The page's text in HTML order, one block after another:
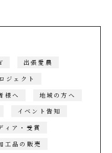
出張愛農
ジェクト
様へ
地域の方へ
イベント告知
ィア・受賞
工品の販売